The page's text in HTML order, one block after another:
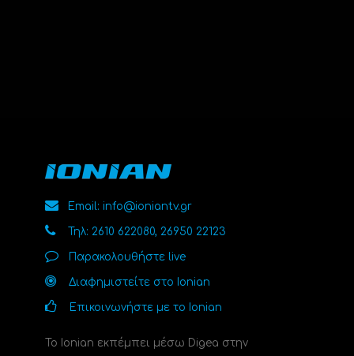
Email: info@ioniantv.gr
Τηλ: 2610 622080, 26950 22123
Παρακολουθήστε live
Διαφημιστείτε στο Ionian
Επικοινωνήστε με το Ionian
Το Ionian εκπέμπει μέσω Digea στην